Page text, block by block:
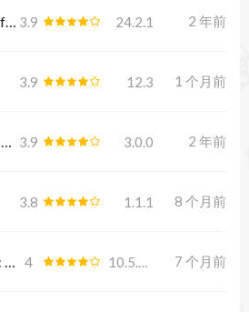
Adobe After Effects 2024 3.9 24.2.1 2 年前
3.9 12.3 1 个月前
HitPaw Video Enhancer 3.0.0 3.9 3.0.0 2 年前
3.8 1.1.1 8 个月前
Aiseesoft Mac Video Converter Ultimate 4 7 个月前